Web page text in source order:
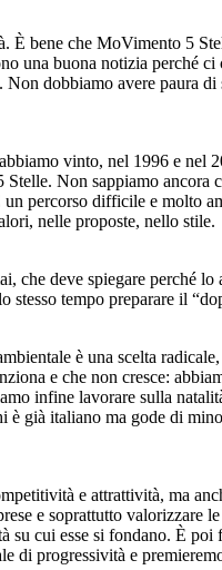
bene che MoVimento 5
una buona notizia perché
dobbiamo avere paura
vinto, nel 1996 e nel
Non sappiamo ancora
percorso difficile e molto
nelle proposte, nello stile.
che deve spiegare perché
tempo preparare il
è una scelta
e che non cresce:
infine lavorare sulla
è già italiano ma gode di
e attrattività, ma
e soprattutto valorizzare
su cui esse si fondano. È poi
di progressività e